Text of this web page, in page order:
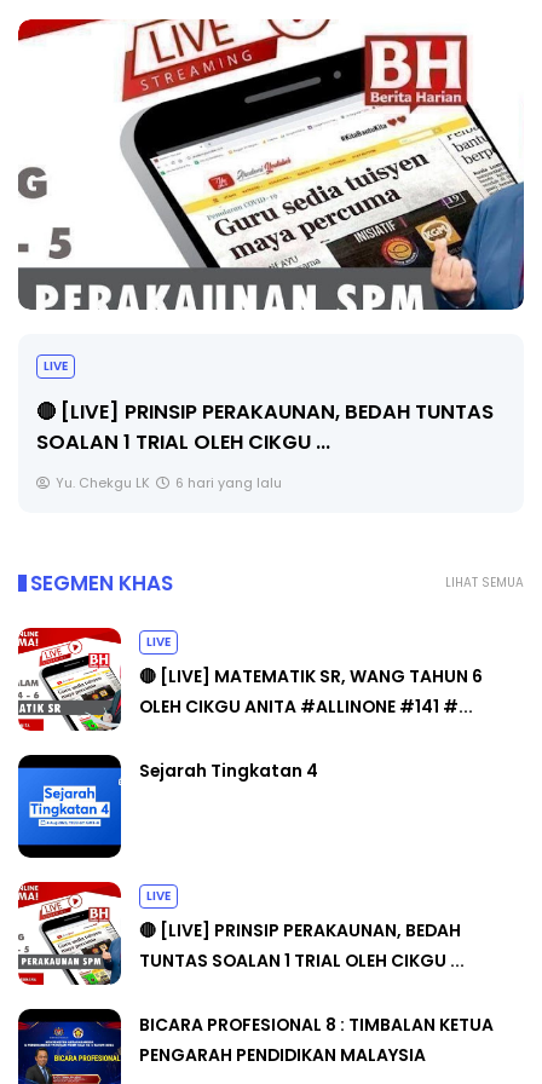
PENGARAH PENDIDIKAN MALAYSIA
Unknown 8 hari yang lalu
LIHAT SEMUA
SEGMEN KHAS
LIVE
🔴 [LIVE] MATEMATIK SR, WANG TAHUN 6
OLEH CIKGU ANITA #ALLINONE #141 #...
Sejarah Tingkatan 4
LIVE
🔴 [LIVE] PRINSIP PERAKAUNAN, BEDAH
TUNTAS SOALAN 1 TRIAL OLEH CIKGU ...
BICARA PROFESIONAL 8 : TIMBALAN KETUA
PENGARAH PENDIDIKAN MALAYSIA